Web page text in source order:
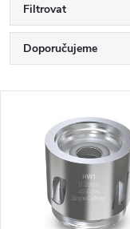
Filtrovat
Ř
a
Doporučujeme
Nejprodávanější
Abecedně